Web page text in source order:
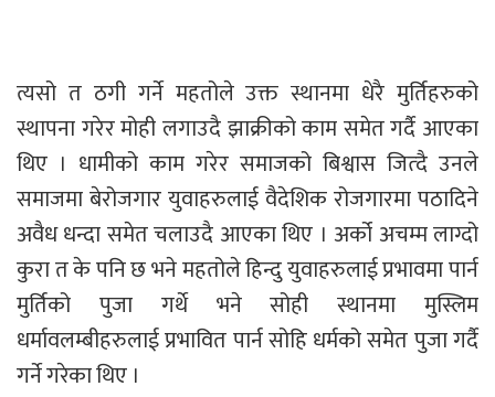
त्यसो त ठगी गर्ने महतोले उक्त स्थानमा धेरै मुर्तिहरुको
स्थापना गरेर मोही लगाउदै झाक्रीको काम समेत गर्दै आएका
थिए । धामीको काम गरेर समाजको बिश्वास जित्दै उनले
समाजमा बेरोजगार युवाहरुलाई वैदेशिक रोजगारमा पठादिने
अवैध धन्दा समेत चलाउदै आएका थिए । अर्को अचम्म लाग्दो
कुरा त के पनि छ भने महतोले हिन्दु युवाहरुलाई प्रभावमा पार्न
मुर्तिको पुजा गर्थे भने सोही स्थानमा मुस्लिम
धर्मावलम्बीहरुलाई प्रभावित पार्न सोहि धर्मको समेत पुजा गर्दै
गर्ने गरेका थिए ।